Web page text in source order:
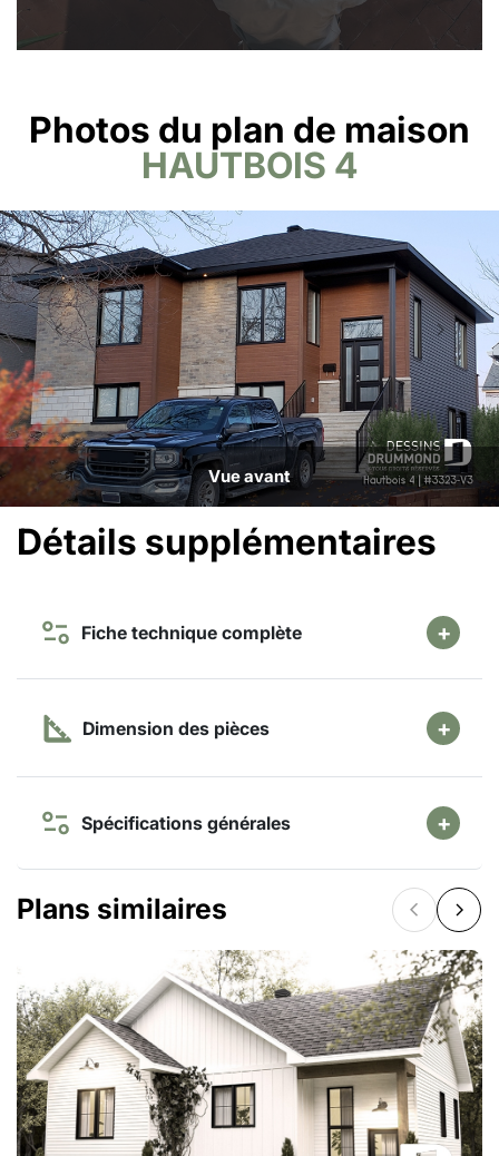
Photos du plan de maison
HAUTBOIS 4
Vue avant
Détails supplémentaires
Fiche technique complète
Dimension des pièces
Spécifications générales
Plans similaires